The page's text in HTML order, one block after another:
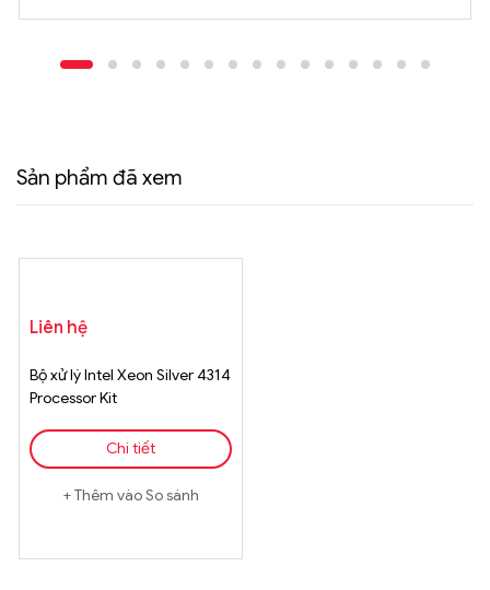
Sản phẩm đã xem
Liên hệ
Bộ xử lý Intel Xeon Silver 4314
Processor Kit
Chi tiết
Thêm vào So sánh